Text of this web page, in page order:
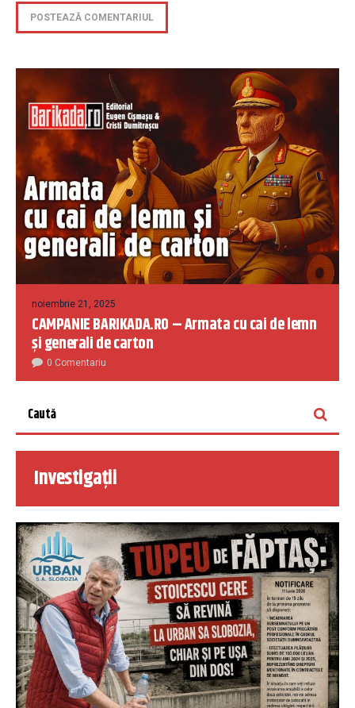
noiembrie 21, 2025
CAMPANIE BARIKADA.RO – Armata cu cai de lemn
și generali de carton
0 Comentariu
Investigații